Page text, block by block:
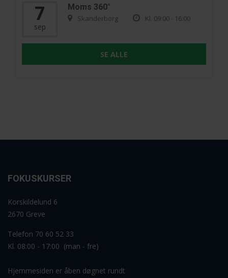
7
sep
Moms 360°
Skanderborg Kl. 09:00 - 16:00
SE ALLE
FOKUSKURSER
Korskildelund 6
2670 Greve
Telefon 70 60 52 33
Kl. 08:00 - 17:00 (man - fre)
Hjemmesiden er åben døgnet rundt